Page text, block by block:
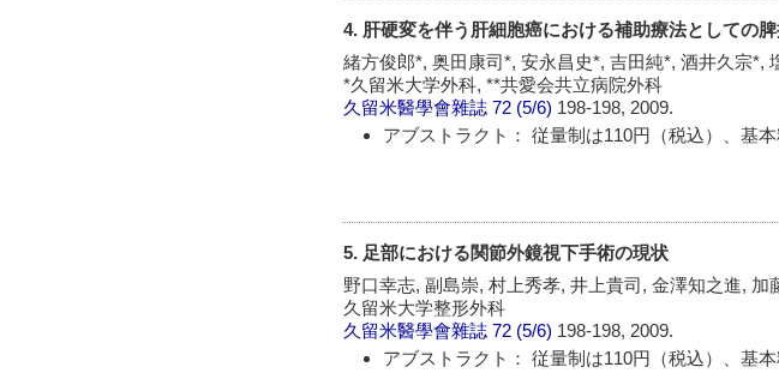
4. 肝硬変を伴う肝細胞癌における補助療法としての
緒方俊郎*, 奥田康司*, 安永昌史*, 吉田純*, 酒井久宗*,
*久留米大学外科, **共愛会共立病院外科
久留米醫學會雜誌 72 (5/6) 198-198, 2009.
アブストラクト： 従量制は110円（税込）、基
5. 足部における関節外鏡視下手術の現状
野口幸志, 副島崇, 村上秀孝, 井上貴司, 金澤知之進,
久留米大学整形外科
久留米醫學會雜誌 72 (5/6) 198-198, 2009.
アブストラクト： 従量制は110円（税込）、基